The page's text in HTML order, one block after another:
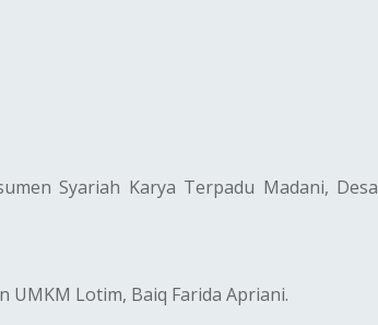
Syariah Karya Terpadu Madani, Desa
UMKM Lotim, Baiq Farida Apriani.